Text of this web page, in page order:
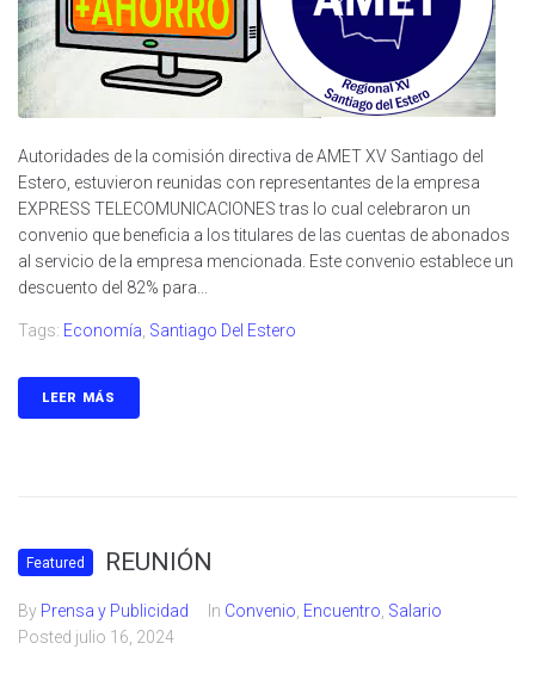
Autoridades de la comisión directiva de AMET XV Santiago del
Estero, estuvieron reunidas con representantes de la empresa
EXPRESS TELECOMUNICACIONES tras lo cual celebraron un
convenio que beneficia a los titulares de las cuentas de abonados
al servicio de la empresa mencionada. Este convenio establece un
descuento del 82% para...
Tags: Economía Santiago Del Estero
LEER MÁS
Featured REUNIÓN
By Prensa y Publicidad In Convenio Encuentro Salario
Posted julio 16, 2024